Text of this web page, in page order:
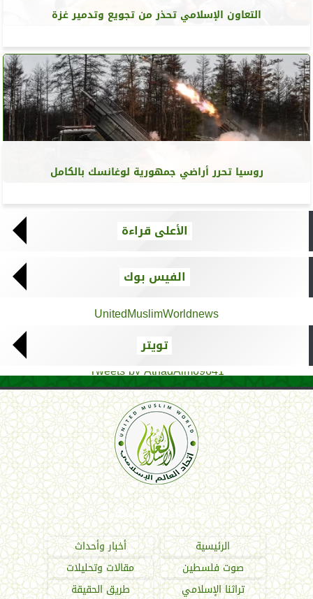
التعاون الإسلامي تحذر من تجويع وتدمير غزة
روسيا تحرر أراضي جمهورية لوغانسك بالكامل
الأعلى قراءة
الفيس بوك
UnitedMuslimWorldnews
تويتر
Tweets by AthadAlm69641
اتحاد العالم الإسلامي
الرئيسية
أخبار وأحداث
صوت فلسطين
مقالات وتحليلات
تراثنا الإسلامي
طريق الحقيقة